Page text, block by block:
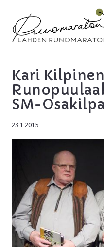
sisältöön
Kari
SM-
23.1.2015